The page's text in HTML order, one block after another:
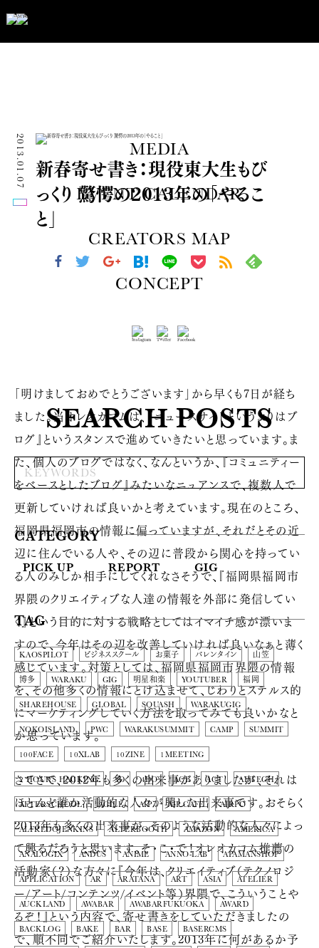
MEDIA
EVENT CALENDAR
CREATORS MAP
CONCEPT
SEARCH POSTS
CATEGORY
PICK UP REPORT GIG
TAG
KAOSPILOT ビジネススクール お菓子 バレンタイン 山笠
博多 WARAKU GIG 明星和楽 YOUTUBER 福岡
SHAREHOUSE GLOBAL SQUASH WARAKUGIG
NOKOISLAND PWC WARAKUSUMMIT CAMP SUMMIT
100FACE 10XLAB 10ZINE 1MEETING
2 HOURS HACKING 3D 4DO ACE ACT ADTECH
AFTERSCHOOL AGILE AIP AIP CAFE AIRPO
ALFREDOJENKINS ALTERBOOTH AMAZON AMERICA
ANALOGIX ANDUS ANIME ANNO-LAB APAMANSHOP
APPLICATION AR ARATANA ART ASIA ATELIER
AUCKLAND AWABAR AWABARFUKUOKA AWARD
BACKLOG BAKE BAR BASE BASERCMS
新春寄せ書き：現役東大生もび
っくり 驚愕の2013年の「やるこ
と」
2013.01.07
「明けましておめでとうございます」から早くも7日が経ち
ました。当オレオカコムは、『ニュースサイトというよりはブ
ログ』というスタンスで進めていきたいと思っています。ま
た、個人のブログではなく、なんというか、『コミュニティー
をベースとしたブログ』みたいなニュアンスで、複数人で
更新していければ良いかと考えています。現在のところ、
福岡県福岡市の情報に偏っていますが、それだとその近
辺に住んでいる人や、その辺に普段から関心を持ってい
る人のみしか相手にしてくれなさそうで、『福岡県福岡市
界隈のクリエイティブな人達の情報を外部に発信してい
く』という目的に対する戦略としてはイマイチ感が漂いま
すので、今年はその辺を改善していければ良いなぁと薄く
感じています。対策としては、福岡県福岡市界隈の情報
を、その他多くの情報にとけ込ませて、じわりとステルス的
にマーケティングしていく方法を取ってみても良いかなと
か思っています。
さてさて、2012年も多くの出来事がありましたが、それは
ほとんど誰か活動的な人々が興した出来事です。おそらく
2013年も多くの出来事が、そのような活動的な人々によっ
て興るだろうと思います。そ・こ・で！オレオカコム推薦の
活動家（？）な方々に『今年は、クリエイティブ（テクノロジ
ー/アート/コンテンツ/イベント等）界隈で、こういうことや
るぞ！』という内容で、寄せ書きをしていただきましたの
で、順不同でご紹介いたします。2013年に何があるか予